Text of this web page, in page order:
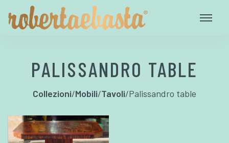
PALISSANDRO TABLE
Collezioni/Mobili/Tavoli/Palissandro table